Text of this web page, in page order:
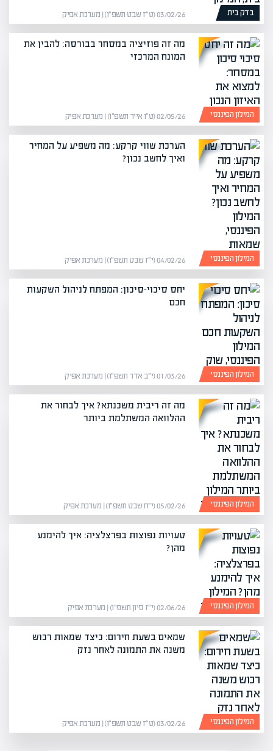
בדק בית 03/02/26 (ט״ז שבט תשפ״ו) | מערכת אפיק
המילון הפיננסי
מה זה פוזיציה במסחר בבורסה: להבין את
המונח המרכזי
02/05/26 (ט״ו אייר תשפ״ו) | מערכת אפיק
המילון הפיננסי
הערכת שווי קרקע: מה משפיע על המחיר
ואיך לחשב נכון?
04/02/26 (י״ז שבט תשפ״ו) | מערכת אפיק
המילון הפיננסי
יחס סיכוי-סיכון: המפתח לניהול השקעות
חכם
01/03/26 (י״ב אדר תשפ״ו) | מערכת אפיק
המילון הפיננסי
מה זה ריבית משכנתא? איך לבחור את
ההלוואה המשתלמת ביותר
05/02/26 (י״ח שבט תשפ״ו) | מערכת אפיק
המילון הפיננסי
טעויות נפוצות בפרצלציה: איך להימנע
מהן?
02/06/26 (י״ז סיון תשפ״ו) | מערכת אפיק
המילון הפיננסי
שמאים בשעת חירום: כיצד שמאות רכוש
משנה את התמונה לאחר נזק
03/02/26 (ט״ז שבט תשפ״ו) | מערכת אפיק